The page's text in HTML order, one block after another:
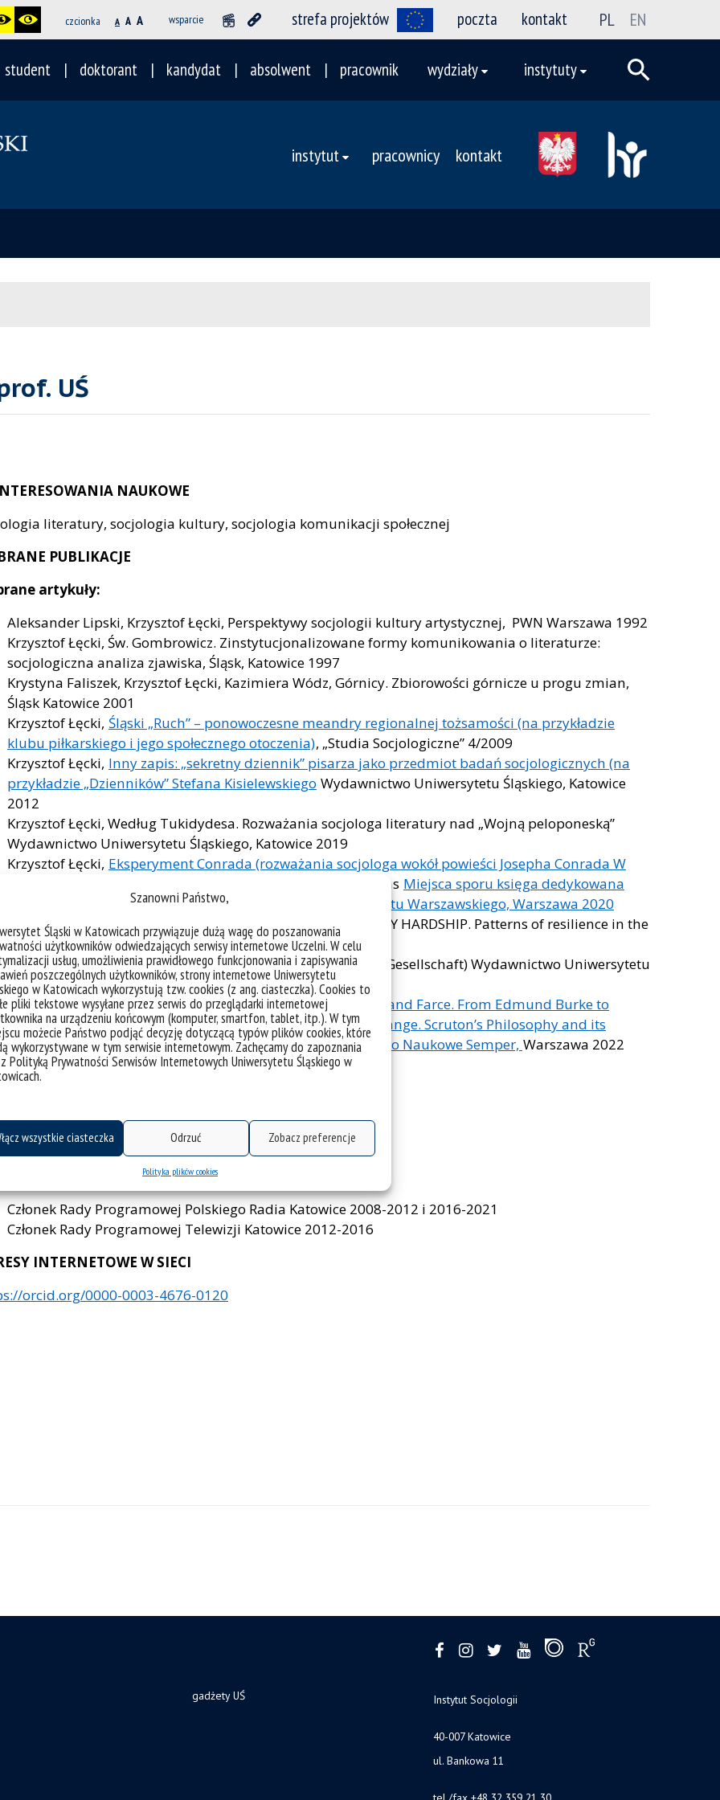
Szanowni Państwo,
Śląski w Katowicach przywiązuje dużą wagę do poszanowania
użytkowników odwiedzających serwisy internetowe Uczelni. W celu
usług, umożliwienia prawidłowego funkcjonowania i zapisywania
poszczególnych użytkowników, strony internetowe Uniwersytetu
w Katowicach wykorzystują tzw. cookies (z ang. ciasteczka). Cookies to
pliki tekstowe wysyłane przez serwis do przeglądarki internetowej
na urządzeniu końcowym (komputer, smartfon, tablet, itp.). W tym
możecie Państwo podjąć decyzję dotyczącą typów plików cookies, które
wykorzystywane w tym serwisie internetowym. Zachęcamy do zapoznania
Polityką Prywatności Serwisów Internetowych Uniwersytetu Śląskiego w
wszystkie ciasteczka Odrzuć Zobacz preferencje
Polityka plików cookies
czcionka A A A wsparcie strefa projektów poczta kontakt PL EN
student doktorant kandydat absolwent pracownik wydziały instytuty
instytut pracownicy kontakt
UŚ
NAUKOWE
literatury, socjologia kultury, socjologia komunikacji społecznej
PUBLIKACJE
artykuły:
Aleksander Lipski, Krzysztof Łęcki, Perspektywy socjologii kultury artystycznej, PWN Warszawa 1992
Krzysztof Łęcki, Św. Gombrowicz. Zinstytucjonalizowane formy komunikowania o literaturze:
socjologiczna analiza zjawiska, Śląsk, Katowice 1997
Krystyna Faliszek, Krzysztof Łęcki, Kazimiera Wódz, Górnicy. Zbiorowości górnicze u progu zmian,
Śląsk Katowice 2001
Krzysztof Łęcki, Śląski „Ruch” – ponowoczesne meandry regionalnej tożsamości (na przykładzie
klubu piłkarskiego i jego społecznego otoczenia), „Studia Socjologiczne” 4/2009
Krzysztof Łęcki, Inny zapis: „sekretny dziennik” pisarza jako przedmiot badań socjologicznych (na
przykładzie „Dzienników” Stefana Kisielewskiego Wydawnictwo Uniwersytetu Śląskiego, Katowice
2012
Krzysztof Łęcki, Według Tukidydesa. Rozważania socjologa literatury nad „Wojną peloponeską”
Wydawnictwo Uniwersytetu Śląskiego, Katowice 2019
Krzysztof Łęcki, Eksperyment Conrada (rozważania socjologa wokół powieści Josepha Conrada W
[w:] Piotr Kulas, Krzysztof Świrek (red.) Kulas Miejsca sporu księga dedykowana
profesorowi Pawłowi Śpiewakowi, Wydawnictwo Uniwersytetu Warszawskiego, Warszawa 2020
Kazimiera Wódz, Monika Gnieciak, Krzysztof Łęcki, EVERYDAY HARDSHIP. Patterns of resilience in the
households living in poverty, Śląsk, Katowice 2020
Krzysztof Łęcki, Stadiony świata (pomiędzy Gemeinschaft i Gesellschaft) Wydawnictwo Uniwersytetu
Śląskiego, Katowice 2021
Krzysztof Łęcki,Scruton and Revolutions – between History and Farce. From Edmund Burke to
Malcolm Bradbury[w:] PiotrWróblewski, Tradition and Change. Scruton’s Philosophy and its
Meaning for Contemporary Europe Warszawa, Wydawnictwo Naukowe Semper, Warszawa 2022
INFORMACJE
Członek Rady Programowej Polskiego Radia Katowice 2008-2012 i 2016-2021
Członek Rady Programowej Telewizji Katowice 2012-2016
INTERNETOWE W SIECI
orcid.org/0000-0003-4676-0120
gadżety UŚ Instytut Socjologii
40-007 Katowice
ul. Bankowa 11